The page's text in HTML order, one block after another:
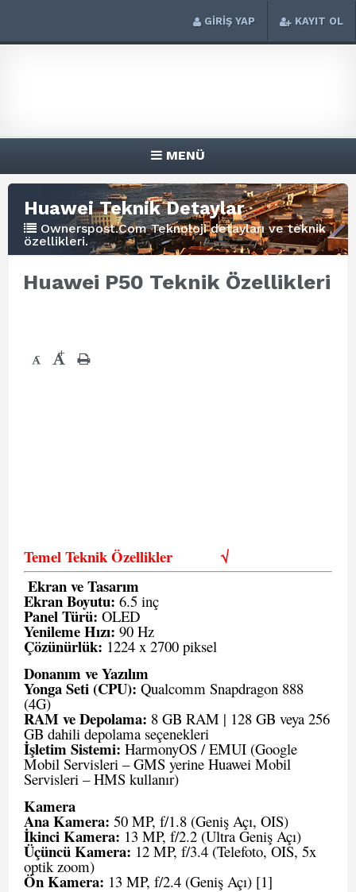
GİRİŞ YAP KAYIT OL
MENÜ
Huawei Teknik Detaylar
Ownerspost.Com Teknoloji detayları ve teknik
özellikleri.
Huawei P50 Teknik Özellikleri
- +
Temel Teknik Özellikler√
Ekran ve Tasarım
Ekran Boyutu: 6.5 inç
Panel Türü: OLED
Yenileme Hızı: 90 Hz
Çözünürlük: 1224 x 2700 piksel
Donanım ve Yazılım
Yonga Seti (CPU): Qualcomm Snapdragon 888
(4G)
RAM ve Depolama: 8 GB RAM | 128 GB veya 256
GB dahili depolama seçenekleri
İşletim Sistemi: HarmonyOS / EMUI (Google
Mobil Servisleri – GMS yerine Huawei Mobil
Servisleri – HMS kullanır)
Kamera
Ana Kamera: 50 MP, f/1.8 (Geniş Açı, OIS)
İkinci Kamera: 13 MP, f/2.2 (Ultra Geniş Açı)
Üçüncü Kamera: 12 MP, f/3.4 (Telefoto, OIS, 5x
optik zoom)
Ön Kamera: 13 MP, f/2.4 (Geniş Açı) [1]